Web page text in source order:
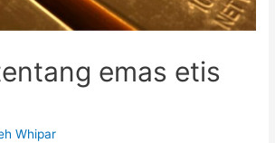
emas etis
Whipar